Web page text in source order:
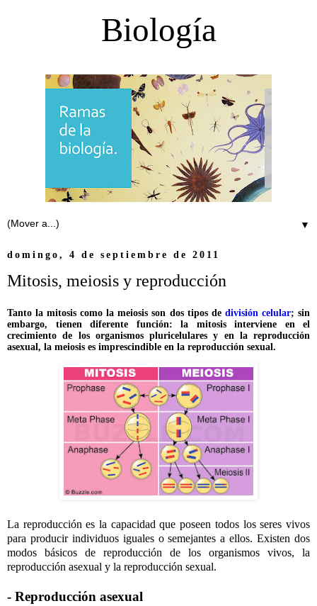
Biología
▼
domingo, 4 de septiembre de 2011
Mitosis, meiosis y reproducción
Tanto la mitosis como la meiosis son dos tipos de división celular; sin
embargo, tienen diferente función: la mitosis interviene en el
crecimiento de los organismos pluricelulares y en la reproducción
asexual, la meiosis es imprescindible en la reproducción sexual.
La reproducción es la capacidad que poseen todos los seres vivos
para producir individuos iguales o semejantes a ellos. Existen dos
modos básicos de reproducción de los organismos vivos, la
reproducción asexual y la reproducción sexual.
- Reproducción asexual